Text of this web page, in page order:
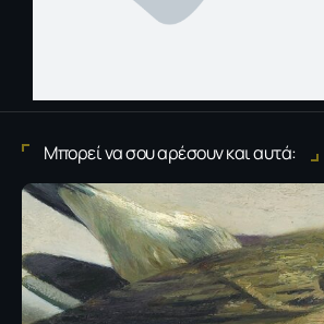
Μπορεί να σου αρέσουν και αυτά: